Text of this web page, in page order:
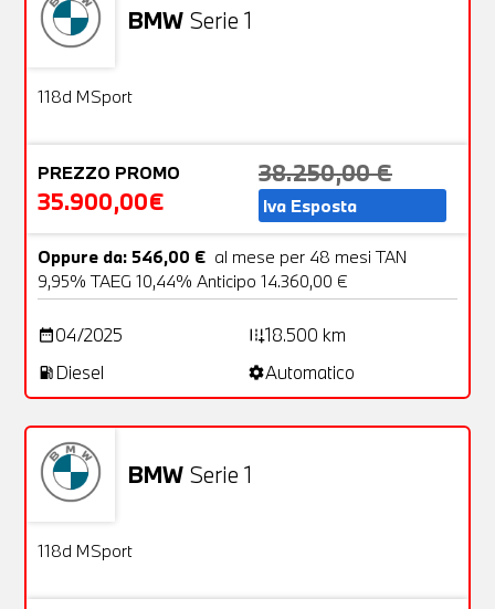
BMW Serie 1
Aziendale
118d MSport
PREZZO PROMO
35.900,00€
38.250,00 €
Iva Esposta
Oppure da: 546,00 € al mese per 48 mesi TAN
9,95% TAEG 10,44% Anticipo 14.360,00 €
date_range04/2025 add_road18.500 km
local_gas_station Diesel settingsAutomatico
BMW Serie 1
Aziendale
118d MSport